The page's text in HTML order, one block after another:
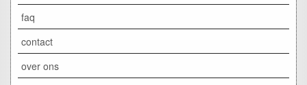
faq
contact
over ons